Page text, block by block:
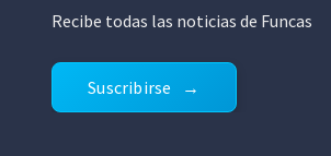
Recibe todas las noticias de Funcas
Suscribirse